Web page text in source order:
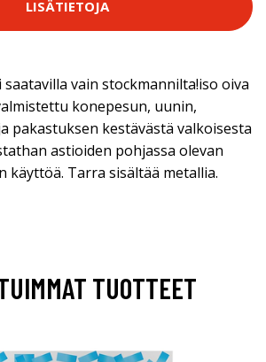
LISÄTIETOJA
vain stockmannilta!iso oiva
konepesun, uunin,
pakastuksen kestävästä valkoisesta
astioiden pohjassa olevan
käyttöä. Tarra sisältää metallia.
TUOTTEET